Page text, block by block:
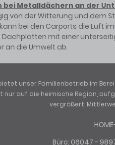
bei Metalldächern an der
von der Witterung und dem
bei den Carports die Luft
Dachplatten mit einer
an die Umwelt ab.
unser Familienbetrieb im
nur auf die heimische Region,
vergrößert.
Büro: 06047 -